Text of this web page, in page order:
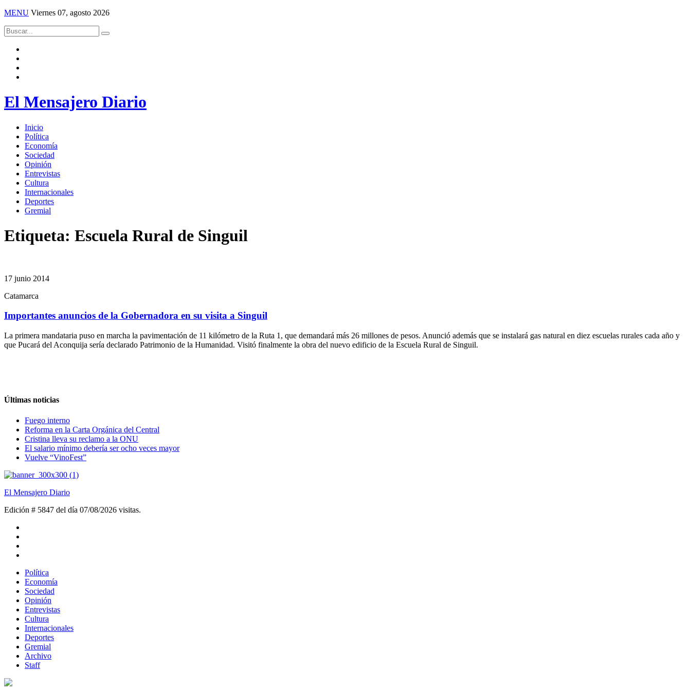
MENU Viernes 07, agosto 2026
El Mensajero Diario
Inicio
Política
Economía
Sociedad
Opinión
Entrevistas
Cultura
Internacionales
Deportes
Gremial
Etiqueta: Escuela Rural de Singuil
17 junio 2014
Catamarca
Importantes anuncios de la Gobernadora en su visita a Singuil
La primera mandataria puso en marcha la pavimentación de 11 kilómetro de la Ruta 1, que demandará más 26 millones de pesos. Anunció además que se instalará gas natural en diez escuelas rurales cada año y
que Pucará del Aconquija sería declarado Patrimonio de la Humanidad. Visitó finalmente la obra del nuevo edificio de la Escuela Rural de Singuil.
Últimas noticias
Fuego interno
Reforma en la Carta Orgánica del Central
Cristina lleva su reclamo a la ONU
El salario mínimo debería ser ocho veces mayor
Vuelve “VinoFest”
El Mensajero Diario
Edición # 5847 del día 07/08/2026 visitas.
Política
Economía
Sociedad
Opinión
Entrevistas
Cultura
Internacionales
Deportes
Gremial
Archivo
Staff